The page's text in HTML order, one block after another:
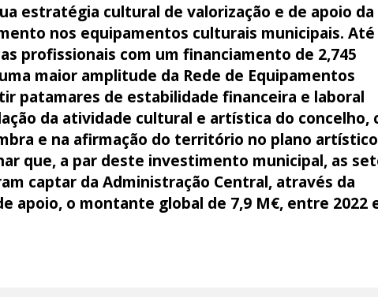
estratégia cultural de valorização e de apoio da
nos equipamentos culturais municipais. Até
profissionais com um financiamento de 2,745
maior amplitude da Rede de Equipamentos
patamares de estabilidade financeira e laboral
da atividade cultural e artística do concelho,
e na afirmação do território no plano
que, a par deste investimento municipal, as
captar da Administração Central, através da
apoio, o montante global de 7,9 M€, entre 2022